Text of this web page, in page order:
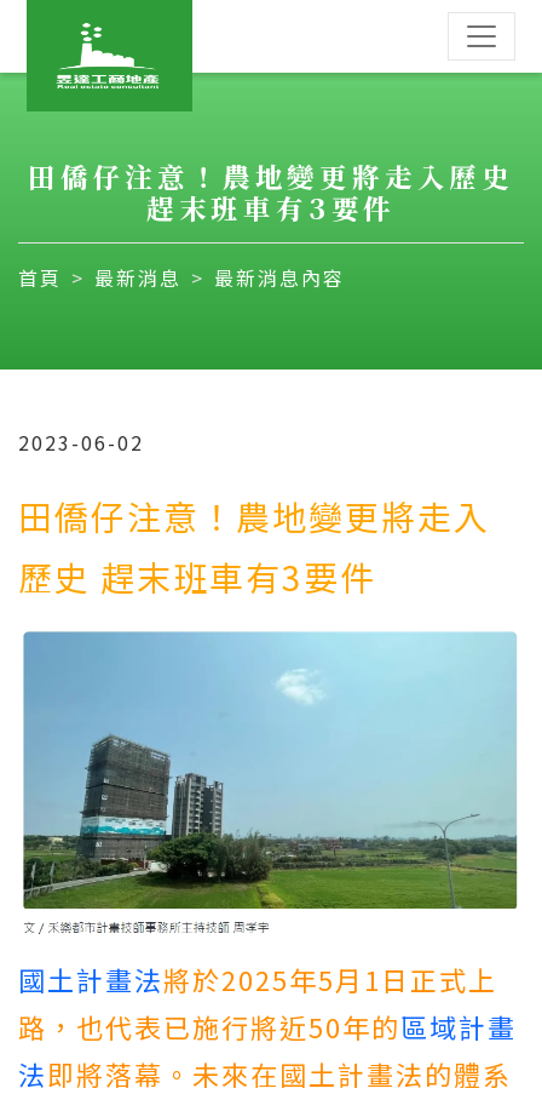
田僑仔注意！農地變更將走入歷史
趕末班車有3要件
首頁 最新消息 最新消息內容
2023-06-02
田僑仔注意！農地變更將走入
歷史 趕末班車有3要件
國土計畫法將於2025年5月1日正式上
路，也代表已施行將近50年的區域計畫
法即將落幕。未來在國土計畫法的體系